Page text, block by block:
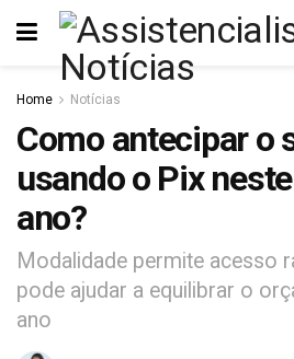
Home Notícias
Como antecipar o
usando o Pix
ano?
Modalidade permite acesso
pode ajudar a equilibrar o
ano